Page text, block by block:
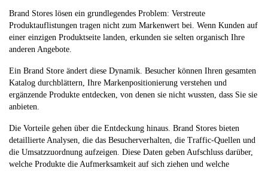
Brand Stores lösen ein grundlegendes Problem: Verstreute
Produktauflistungen tragen nicht zum Markenwert bei. Wenn Kunden auf
einer einzigen Produktseite landen, erkunden sie selten organisch Ihre
anderen Angebote.
Ein Brand Store ändert diese Dynamik. Besucher können Ihren gesamten
Katalog durchblättern, Ihre Markenpositionierung verstehen und
ergänzende Produkte entdecken, von denen sie nicht wussten, dass Sie sie
anbieten.
Die Vorteile gehen über die Entdeckung hinaus. Brand Stores bieten
detaillierte Analysen, die das Besucherverhalten, die Traffic-Quellen und
die Umsatzzuordnung aufzeigen. Diese Daten geben Aufschluss darüber,
welche Produkte die Aufmerksamkeit auf sich ziehen und welche